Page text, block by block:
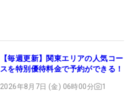
【毎週更新】関東エリアの人気コー
スを特別優待料金で予約ができる！
2026年8月7日 (金) 06時00分 1